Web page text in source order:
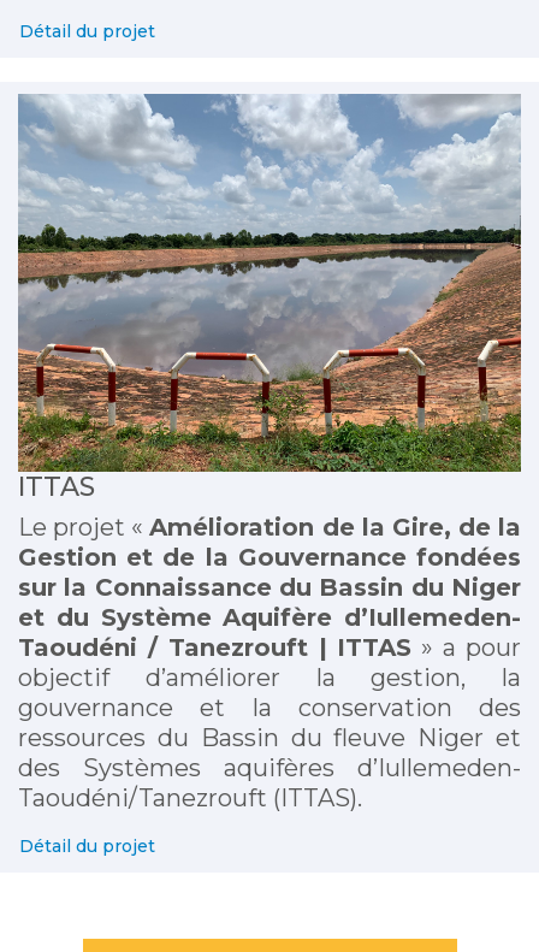
Détail du projet
ITTAS
Le projet «Amélioration de la Gire, de la
Gestion et de la Gouvernance fondées
sur la Connaissance du Bassin du Niger
et du Système Aquifère d’Iullemeden-
Taoudéni / Tanezrouft | ITTAS » a pour
objectif d’améliorer la gestion, la
gouvernance et la conservation des
ressources du Bassin du fleuve Niger et
des Systèmes aquifères d’Iullemeden-
Taoudéni/Tanezrouft (ITTAS).
Détail du projet